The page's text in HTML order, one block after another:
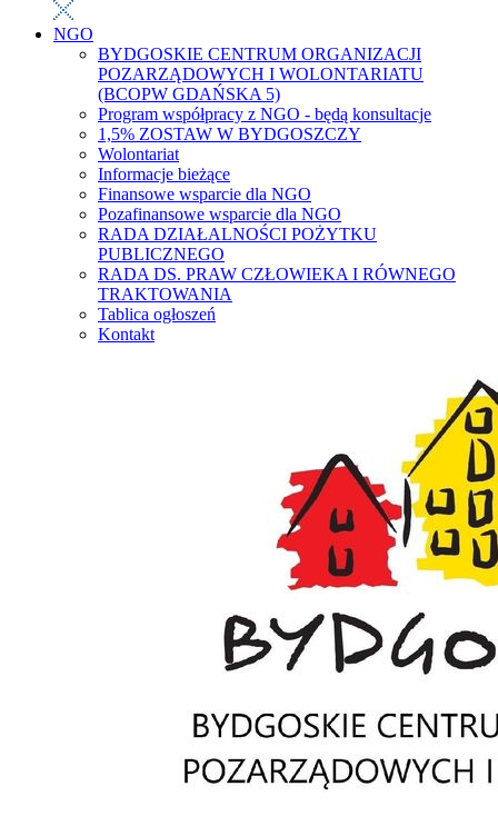
NGO
BYDGOSKIE CENTRUM ORGANIZACJI
POZARZĄDOWYCH I WOLONTARIATU
(BCOPW GDAŃSKA 5)
Program współpracy z NGO - będą konsultacje
1,5% ZOSTAW W BYDGOSZCZY
Wolontariat
Informacje bieżące
Finansowe wsparcie dla NGO
Pozafinansowe wsparcie dla NGO
RADA DZIAŁALNOŚCI POŻYTKU
PUBLICZNEGO
RADA DS. PRAW CZŁOWIEKA I RÓWNEGO
TRAKTOWANIA
Tablica ogłoszeń
Kontakt